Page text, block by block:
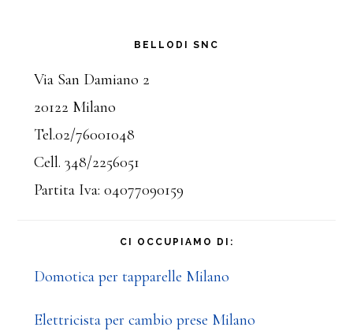
laterale
primaria
BELLODI SNC
Via San Damiano 2
20122 Milano
Tel.02/76001048
Cell. 348/2256051
Partita Iva: 04077090159
CI OCCUPIAMO DI:
Domotica per tapparelle Milano
Elettricista per cambio prese Milano